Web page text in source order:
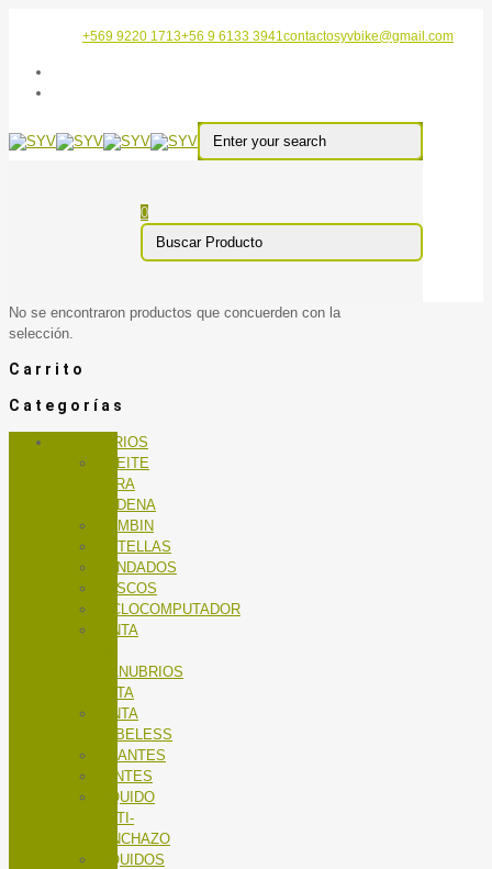
+569 9220 1713+56 9 6133 3941contactosyvbike@gmail.com
0
No se encontraron productos que concuerden con la
selección.
Carrito
Categorías
ACCESORIOS
ACEITE
PARA
CADENA
BOMBIN
BOTELLAS
CANDADOS
CASCOS
CICLOCOMPUTADOR
CINTA
MANUBRIOS
RUTA
CINTA
TUBELESS
GUANTES
LENTES
LÍQUIDO
ANTI-
PINCHAZO
LÍQUIDOS